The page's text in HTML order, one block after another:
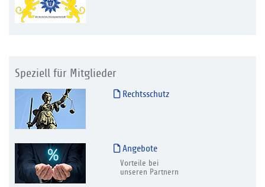
Speziell für Mitglieder
Rechtsschutz
Angebote
Vorteile bei
unseren Partnern